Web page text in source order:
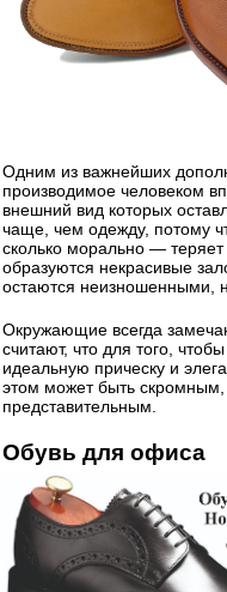
Одним из важнейших
производимое человеком
внешний вид которых
чаще, чем одежду, потому
сколько морально —
образуются некрасивые
остаются неизношенными,
Окружающие всегда
считают, что для того,
идеальную прическу и
этом может быть
представительным.
Обувь для офиса